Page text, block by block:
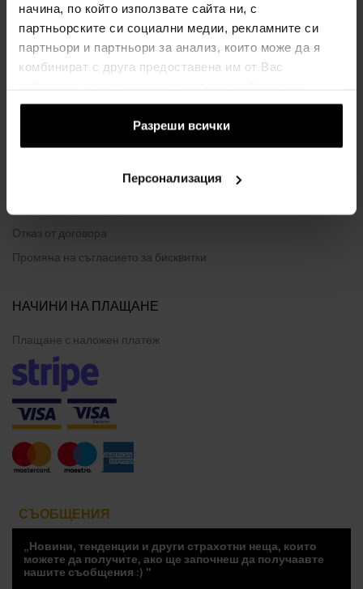
начина, по който използвате сайта ни, с
партньорските си социални медии, рекламните си
партньори и партньори за анализ, които може да я
комбинират с друга предоставена им от Вас
ползването от Ваша страна на услугите им.
Разреши всички
Персонализация
ФОРМУЛЯР ЗА ОПЛАКВАНЕ
Начин на доставка
Кога ще получа поръчаните стоки?
Водоустойчивост на часовника
Само оригинални стоки
Отказ от договора
Промяна на съгласието за бисквитки
НАЧИНИ НА ПЛАЩАНЕ
Плащане с наложен платеж
СЪОБЩЕНИЯ
„Новини, тенденции и други страхотни неща, които
можете да получите, ако ще започнеш да получаавте
нашите съобщения :) "